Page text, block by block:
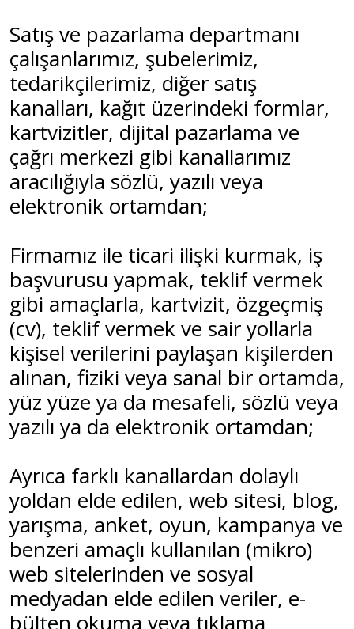
Satış ve pazarlama departmanı
çalışanlarımız, şubelerimiz,
tedarikçilerimiz, diğer satış
kanalları, kağıt üzerindeki formlar,
kartvizitler, dijital pazarlama ve
çağrı merkezi gibi kanallarımız
aracılığıyla sözlü, yazılı veya
elektronik ortamdan;
Firmamız ile ticari ilişki kurmak, iş
başvurusu yapmak, teklif vermek
gibi amaçlarla, kartvizit, özgeçmiş
(cv), teklif vermek ve sair yollarla
kişisel verilerini paylaşan kişilerden
alınan, fiziki veya sanal bir ortamda,
yüz yüze ya da mesafeli, sözlü veya
yazılı ya da elektronik ortamdan;
Ayrıca farklı kanallardan dolaylı
yoldan elde edilen, web sitesi, blog,
yarışma, anket, oyun, kampanya ve
benzeri amaçlı kullanılan (mikro)
web sitelerinden ve sosyal
medyadan elde edilen veriler, e-
bülten okuma veya tıklama